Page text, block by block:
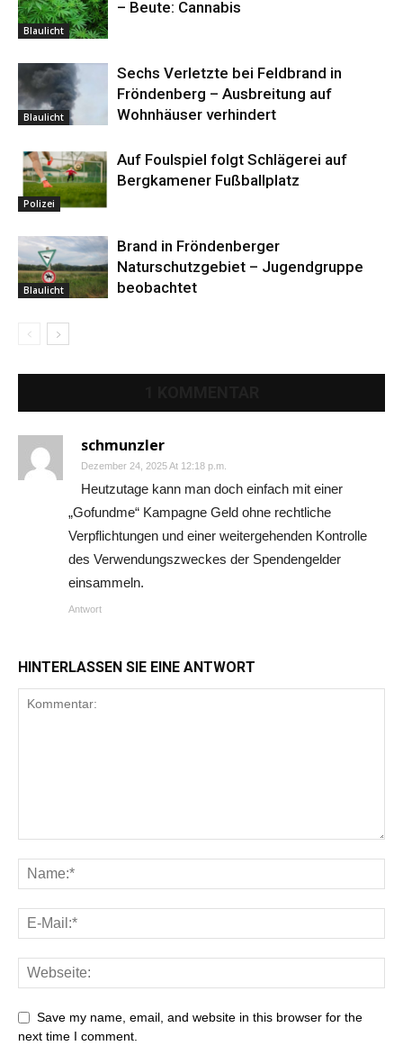
Blaulicht
– Beute: Cannabis
Blaulicht
Sechs Verletzte bei Feldbrand in
Fröndenberg – Ausbreitung auf
Wohnhäuser verhindert
Polizei
Auf Foulspiel folgt Schlägerei auf
Bergkamener Fußballplatz
Blaulicht
Brand in Fröndenberger
Naturschutzgebiet – Jugendgruppe
beobachtet
schmunzler
Dezember 24, 2025 At 12:18 p.m.
Heutzutage kann man doch einfach mit einer
„Gofundme“ Kampagne Geld ohne rechtliche
Verpflichtungen und einer weitergehenden Kontrolle
des Verwendungszweckes der Spendengelder
einsammeln.
Antwort
HINTERLASSEN SIE EINE ANTWORT
Save my name, email, and website in this browser for the
next time I comment.